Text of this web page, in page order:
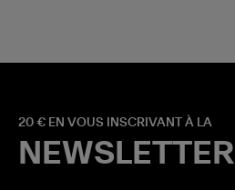
20 € EN VOUS INSCRIVANT À LA
NEWSLETTER